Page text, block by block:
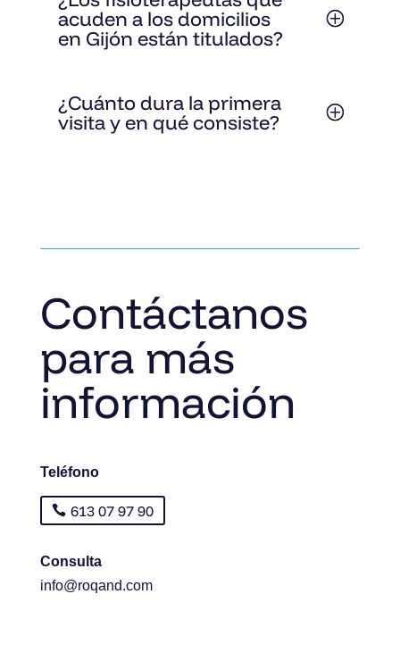
acuden a los domicilios
en Gijón están titulados?
¿Cuánto dura la primera
visita y en qué consiste?
Contáctanos
para más
información
Teléfono
613 07 97 90
Consulta
info@roqand.com